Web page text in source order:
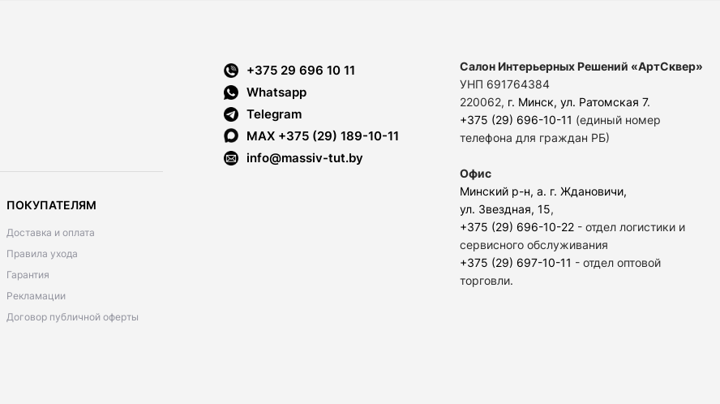
ПОКУПАТЕЛЯМ
Доставка и оплата
Правила ухода
Гарантия
Рекламации
Договор публичной оферты
+375 29 696 10 11
Whatsapp
Telegram
MAX +375 (29) 189-10-11
info@massiv-tut.by
Салон Интерьерных Решений «АртСквер»
УНП 691764384
220062, г. Минск, ул. Ратомская 7.
+375 (29) 696-10-11 (единый номер
телефона для граждан РБ)
Офис
Минский р-н, а. г. Ждановичи,
ул. Звездная, 15,
+375 (29) 696-10-22 - отдел логистики и
сервисного обслуживания
+375 (29) 697-10-11 - отдел оптовой
торговли.